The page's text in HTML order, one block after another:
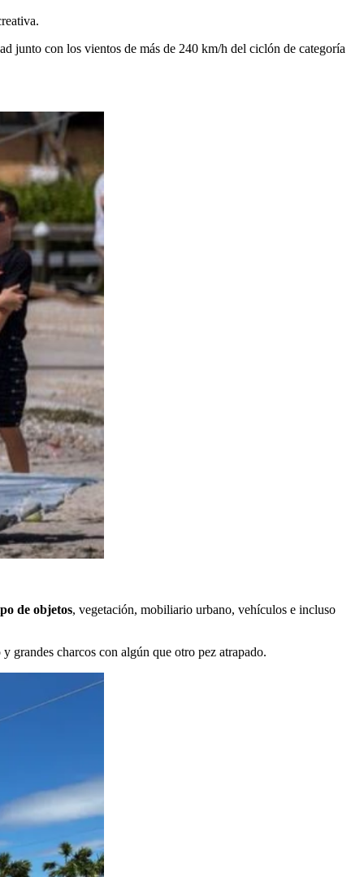
junto con los vientos de más de 240 km/h del ciclón de categoría
de objetos, vegetación, mobiliario urbano, vehículos e incluso
grandes charcos con algún que otro pez atrapado.